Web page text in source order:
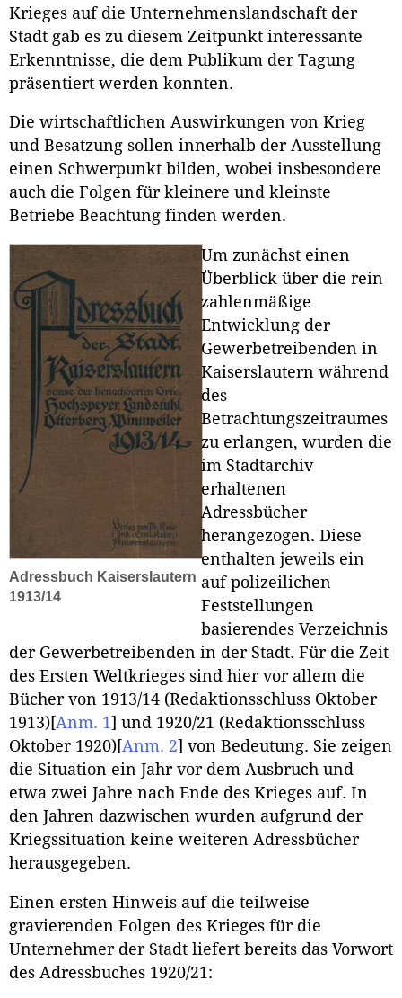
Krieges auf die Unternehmenslandschaft der
Stadt gab es zu diesem Zeitpunkt interessante
Erkenntnisse, die dem Publikum der Tagung
präsentiert werden konnten.
Die wirtschaftlichen Auswirkungen von Krieg
und Besatzung sollen innerhalb der Ausstellung
einen Schwerpunkt bilden, wobei insbesondere
auch die Folgen für kleinere und kleinste
Betriebe Beachtung finden werden.
Adressbuch Kaiserslautern
1913/14
Um zunächst einen
Überblick über die rein
zahlenmäßige
Entwicklung der
Gewerbetreibenden in
Kaiserslautern während
des
Betrachtungszeitraumes
zu erlangen, wurden die
im Stadtarchiv
erhaltenen
Adressbücher
herangezogen. Diese
enthalten jeweils ein
auf polizeilichen
Feststellungen
basierendes Verzeichnis
der Gewerbetreibenden in der Stadt. Für die Zeit
des Ersten Weltkrieges sind hier vor allem die
Bücher von 1913/14 (Redaktionsschluss Oktober
1913)[Anm. 1] und 1920/21 (Redaktionsschluss
Oktober 1920)[Anm. 2] von Bedeutung. Sie zeigen
die Situation ein Jahr vor dem Ausbruch und
etwa zwei Jahre nach Ende des Krieges auf. In
den Jahren dazwischen wurden aufgrund der
Kriegssituation keine weiteren Adressbücher
herausgegeben.
Einen ersten Hinweis auf die teilweise
gravierenden Folgen des Krieges für die
Unternehmer der Stadt liefert bereits das Vorwort
des Adressbuches 1920/21: